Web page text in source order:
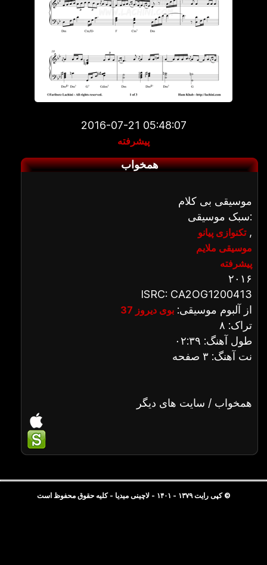
2016-07-21 05:48:07
پیشرفته
همخواب
موسیقی بی کلام
سبک موسیقی:
تکنوازی پیانو,
موسیقی ملایم
پیشرفته
۲۰۱۶
ISRC: CA2OG1200413
از آلبوم موسیقی: بوی دیروز 37
تراک: ۸
طول آهنگ: ۰۲:۳۹
نت آهنگ: ۳ صفحه
همخواب / سایت های دیگر
© کپی رایت ۱۳۷۹ - ۱۴۰۱ - لاچینی میدیا - کلیه حقوق محفوظ است